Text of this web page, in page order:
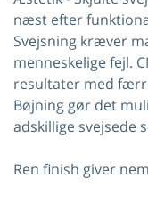
næst efter
Svejsning kræver
menneskelige fejl.
resultater med
Bøjning gør det
adskillige svejsede
Ren finish giver